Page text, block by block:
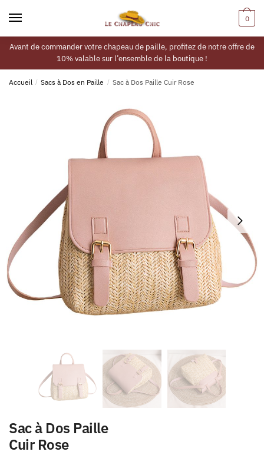
0
Avant de commander votre chapeau de paille, profitez de notre offre de
10% valable sur l’ensemble de la boutique !
Accueil / Sacs à Dos en Paille / Sac à Dos Paille Cuir Rose
Sac à Dos Paille
Cuir Rose